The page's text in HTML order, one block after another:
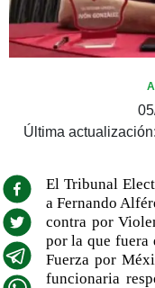
Última actualización:
El Tribunal
a Fernando
contra por
por la que fuera
Fuerza por
funcionaria